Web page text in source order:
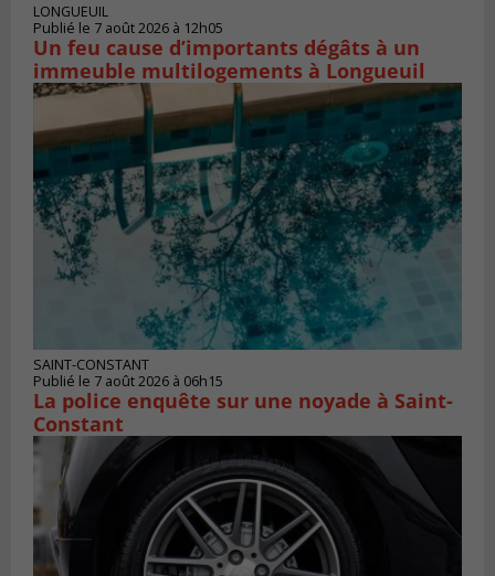
LONGUEUIL
Publié le 7 août 2026 à 12h05
Un feu cause d’importants dégâts à un
immeuble multilogements à Longueuil
SAINT-CONSTANT
Publié le 7 août 2026 à 06h15
La police enquête sur une noyade à Saint-
Constant